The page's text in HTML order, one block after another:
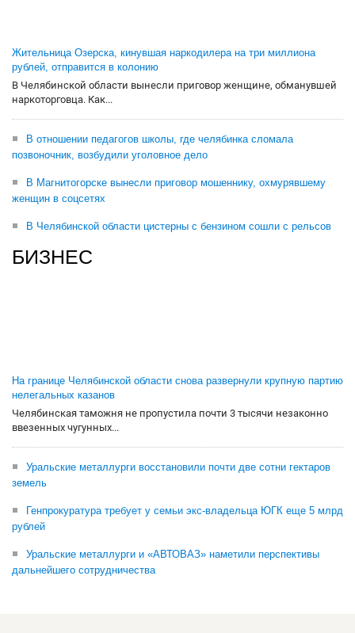
Жительница Озерска, кинувшая наркодилера на три миллиона
рублей, отправится в колонию
В Челябинской области вынесли приговор женщине, обманувшей
наркоторговца. Как...
В отношении педагогов школы, где челябинка сломала
позвоночник, возбудили уголовное дело
В Магнитогорске вынесли приговор мошеннику, охмурявшему
женщин в соцсетях
В Челябинской области цистерны с бензином сошли с рельсов
БИЗНЕС
На границе Челябинской области снова развернули крупную партию
нелегальных казанов
Челябинская таможня не пропустила почти 3 тысячи незаконно
ввезенных чугунных...
Уральские металлурги восстановили почти две сотни гектаров
земель
Генпрокуратура требует у семьи экс-владельца ЮГК еще 5 млрд
рублей
Уральские металлурги и «АВТОВАЗ» наметили перспективы
дальнейшего сотрудничества